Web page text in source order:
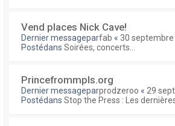
Vend places Nick Cave!
Dernier messageparfab « 30 septembre
Postédans Soirées, concerts...
Princefrommpls.org
Dernier messageparprodzeroo « 29
Postédans Stop the Press : Les